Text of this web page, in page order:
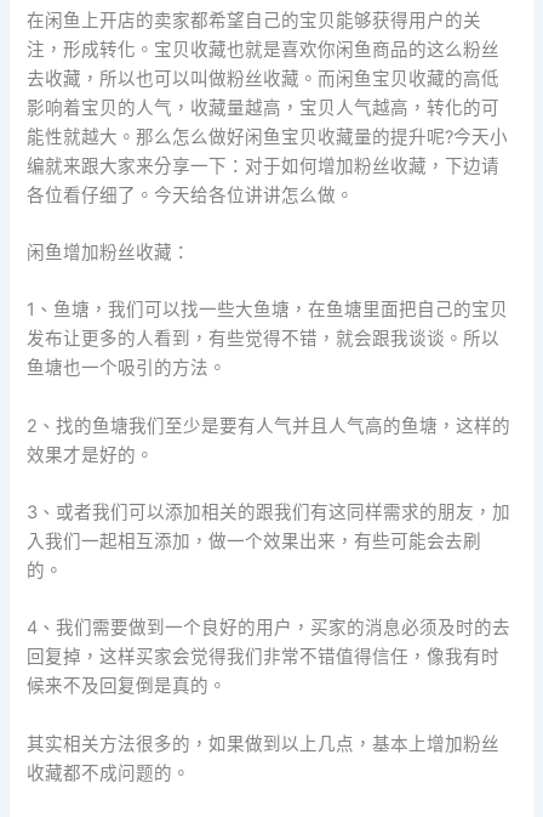
在闲鱼上开店的卖家都希望自己的宝贝能够获得用户的关
注，形成转化。宝贝收藏也就是喜欢你闲鱼商品的这么粉丝
去收藏，所以也可以叫做粉丝收藏。而闲鱼宝贝收藏的高低
影响着宝贝的人气，收藏量越高，宝贝人气越高，转化的可
能性就越大。那么怎么做好闲鱼宝贝收藏量的提升呢?今天小
编就来跟大家来分享一下：对于如何增加粉丝收藏，下边请
各位看仔细了。今天给各位讲讲怎么做。
闲鱼增加粉丝收藏：
1、鱼塘，我们可以找一些大鱼塘，在鱼塘里面把自己的宝贝
发布让更多的人看到，有些觉得不错，就会跟我谈谈。所以
鱼塘也一个吸引的方法。
2、找的鱼塘我们至少是要有人气并且人气高的鱼塘，这样的
效果才是好的。
3、或者我们可以添加相关的跟我们有这同样需求的朋友，加
入我们一起相互添加，做一个效果出来，有些可能会去刷
的。
4、我们需要做到一个良好的用户，买家的消息必须及时的去
回复掉，这样买家会觉得我们非常不错值得信任，像我有时
候来不及回复倒是真的。
其实相关方法很多的，如果做到以上几点，基本上增加粉丝
收藏都不成问题的。